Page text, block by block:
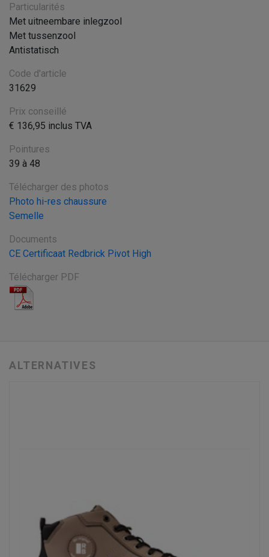
Particularités
Met uitneembare inlegzool
Met tussenzool
Antistatisch
Code d'article
31629
Prix conseillé
€ 136,95 inclus TVA
Pointures
39 à 48
Télécharger des photos
Photo hi-res chaussure
Semelle
Documents
CE Certificaat Redbrick Pivot High
Télécharger PDF
ALTERNATIVES